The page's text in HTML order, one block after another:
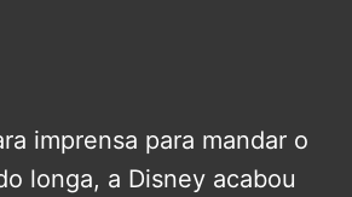
imprensa para mandar o
longa, a Disney acabou